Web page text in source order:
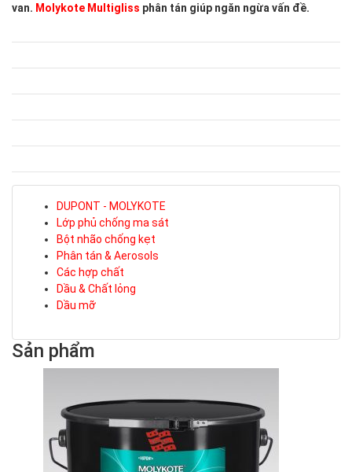
van. Molykote Multigliss phân tán giúp ngăn ngừa vấn đề.
DUPONT - MOLYKOTE
Lớp phủ chống ma sát
Bột nhão chống kẹt
Phân tán & Aerosols
Các hợp chất
Dầu & Chất lỏng
Dầu mỡ
Sản phẩm